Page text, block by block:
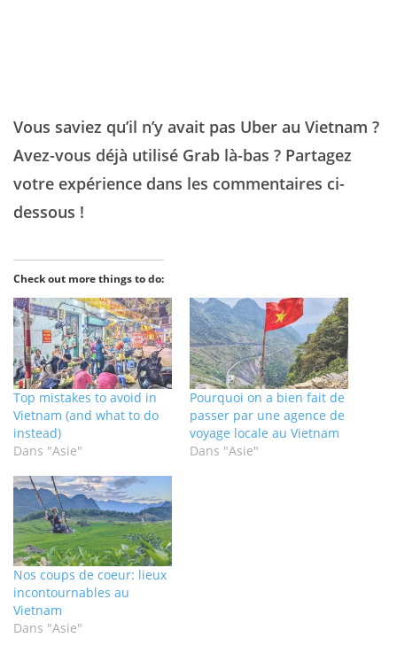
Vous saviez qu’il n’y avait pas Uber au Vietnam ?
Avez-vous déjà utilisé Grab là-bas ? Partagez
votre expérience dans les commentaires ci-
dessous !
Check out more things to do:
Top mistakes to avoid in
Vietnam (and what to do
instead)
Dans "Asie"
Pourquoi on a bien fait de
passer par une agence de
voyage locale au Vietnam
Dans "Asie"
Nos coups de coeur: lieux
incontournables au
Vietnam
Dans "Asie"